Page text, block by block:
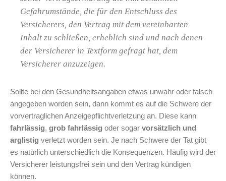
Gefahrumstände, die für den Entschluss des
Versicherers, den Vertrag mit dem vereinbarten
Inhalt zu schließen, erheblich sind und nach denen
der Versicherer in Textform gefragt hat, dem
Versicherer anzuzeigen.
Sollte bei den Gesundheitsangaben etwas unwahr oder falsch
angegeben worden sein, dann kommt es auf die Schwere der
vorvertraglichen Anzeigepflichtverletzung an. Diese kann
fahrlässig, grob fahrlässig oder sogar vorsätzlich und
arglistig verletzt worden sein. Je nach Schwere der Tat gibt
es natürlich unterschiedlich die Konsequenzen. Häufig wird der
Versicherer leistungsfrei sein und den Vertrag kündigen
können.